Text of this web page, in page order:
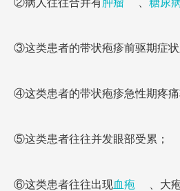
②病人往往合并有肿瘤 糖尿
③这类患者的带状疱疹前驱期症状
④这类患者的带状疱疹急性期疼痛
⑤这类患者往往并发眼部受累；
⑥这类患者往往出现血疱 、大